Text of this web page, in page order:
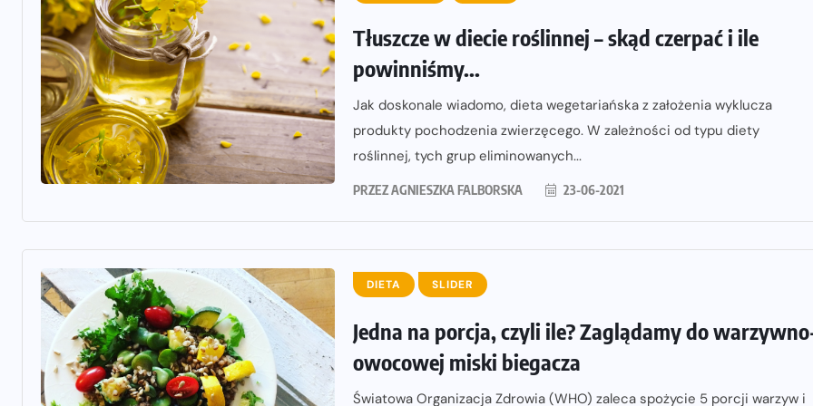
Tłuszcze w diecie roślinnej – skąd czerpać i ile
powinniśmy...
Jak doskonale wiadomo, dieta wegetariańska z założenia wyklucza
produkty pochodzenia zwierzęcego. W zależności od typu diety
roślinnej, tych grup eliminowanych...
PRZEZAGNIESZKA FALBORSKA 23-06-2021
DIETA SLIDER
Jedna na porcja, czyli ile? Zaglądamy do
owocowej miski biegacza
Światowa Organizacja Zdrowia (WHO) zaleca spożycie 5 porcji warzyw i